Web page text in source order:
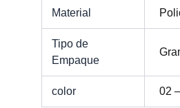
Material
Tipo de
Empaque
color 02